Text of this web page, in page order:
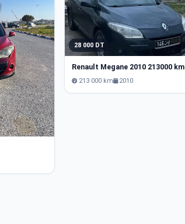
28 000 DT
Renault Megane 2010 213000 km
213 000 km 2010